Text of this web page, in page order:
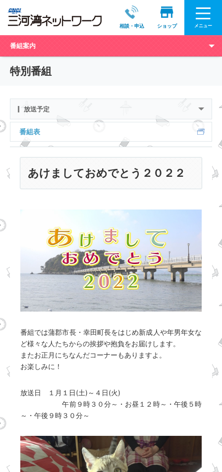
相談・申込 ショップ メニュー
番組案内
特別番組
放送予定
番組表
あけましておめでとう２０２２
番組では蒲郡市長・幸田町長をはじめ新成人や年男年女な
ど様々な人たちからの挨拶や抱負をお届けします。
またお正月にちなんだコーナーもありますよ。
お楽しみに！
放送日 １月１日(土)～４日(火)
午前９時３０分～・お昼１２時～・午後５時
～・午後９時３０分～